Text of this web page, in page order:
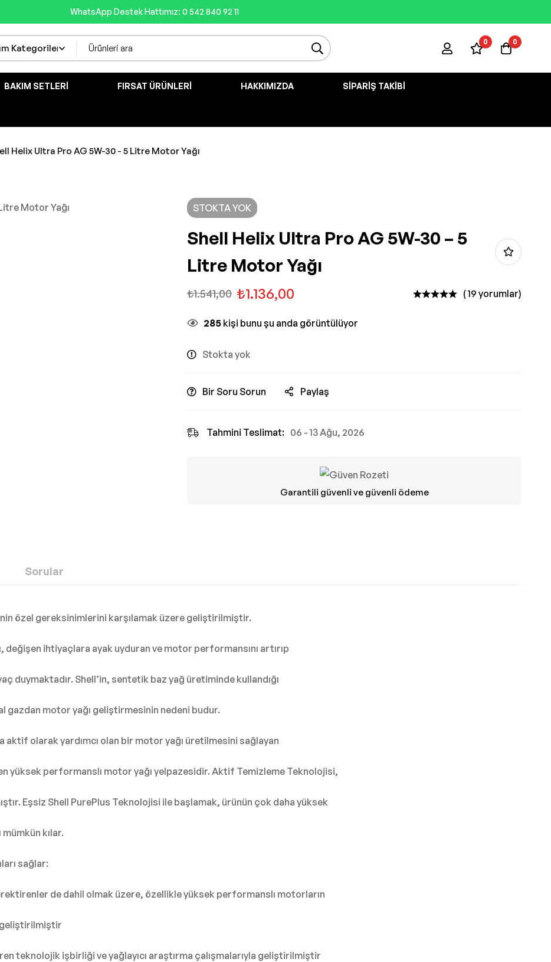
WhatsApp Destek Hattımız: 0 542 840 92 11
0 0
BAKIM SETLERI FIRSAT ÜRÜNLERI HAKKIMIZDA SIPARIŞ TAKIBI
Helix Ultra Pro AG 5W-30 - 5 Litre Motor Yağı
STOKTA YOK
Shell Helix Ultra Pro AG 5W-30 – 5
Litre Motor Yağı
₺1.541,00 ₺1.136,00 ( 19 yorumlar)
285 kişi bunu şu anda görüntülüyor
Stokta yok
Bir Soru Sorun Paylaş
Tahmini Teslimat: 06 - 13 Ağu, 2026
Garantili güvenli ve güvenli ödeme
Sorular
özel gereksinimlerini karşılamak üzere geliştirilmiştir.
ihtiyaçlara ayak uyduran ve motor performansını artırıp
duymaktadır. Shell’in, sentetik baz yağ üretiminde kullandığı
gazdan motor yağı geliştirmesinin nedeni budur.
aktif olarak yardımcı olan bir motor yağı üretilmesini sağlayan
yüksek performanslı motor yağı yelpazesidir. Aktif Temizleme Teknolojisi,
Eşsiz Shell PurePlus Teknolojisi ile başlamak, ürünün çok daha yüksek
kılar.
sağlar:
de dahil olmak üzere, özellikle yüksek performanslı motorların
geliştirilmiştir
teknolojik işbirliği ve yağlayıcı araştırma çalışmalarıyla geliştirilmiştir